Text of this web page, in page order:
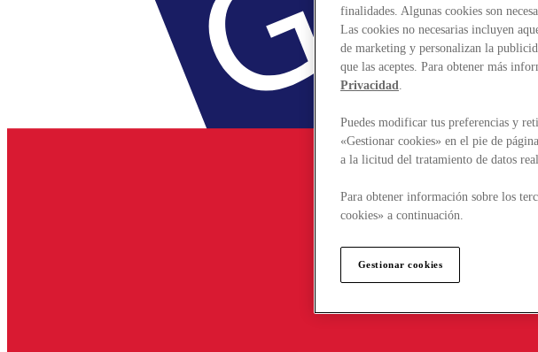
finalidades. Algunas cookies son
Las cookies no necesarias incluyen
de marketing y personalizan la
que las aceptes. Para obtener más
Privacidad.
Puedes modificar tus preferencias y
«Gestionar cookies» en el pie de
a la licitud del tratamiento de datos
Para obtener información sobre los
cookies» a continuación.
Gestionar cookies